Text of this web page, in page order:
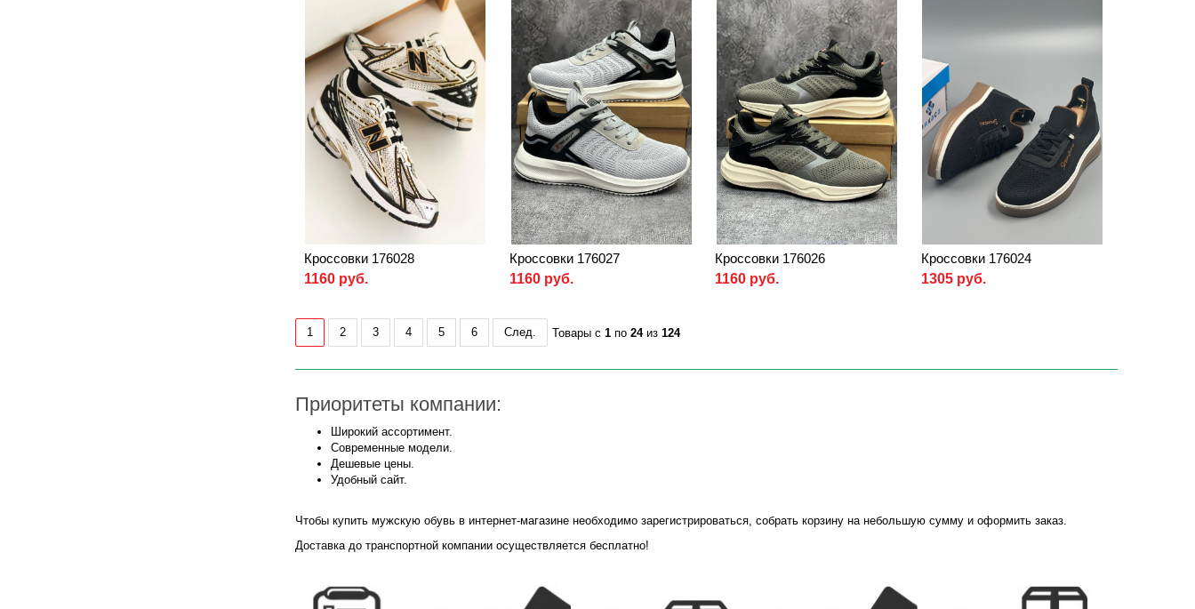
Кроссовки 176028
1160 руб.
Кроссовки 176027
1160 руб.
Кроссовки 176026
1160 руб.
Кроссовки 176024
1305 руб.
1 2 3 4 5 6 След. Товары с 1по 24из 124
Приоритеты компании:
Широкий ассортимент.
Современные модели.
Дешевые цены.
Удобный сайт.
Чтобы купить мужскую обувь в интернет-магазине необходимо зарегистрироваться, собрать корзину на небольшую сумму и оформить заказ.
Доставка до транспортной компании осуществляется бесплатно!